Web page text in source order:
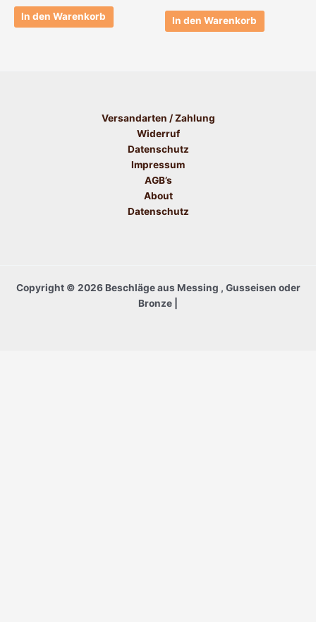
In den Warenkorb In den Warenkorb
Versandarten / Zahlung
Widerruf
Datenschutz
Impressum
AGB’s
About
Datenschutz
Copyright © 2026 Beschläge aus Messing , Gusseisen oder
Bronze |